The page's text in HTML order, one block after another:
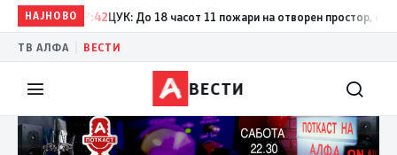
НАЈНОВО
17:42 ЦУК: До 18 часот 11 пожари на отворен простор, од кои
ТВ АЛФА ВЕСТИ
ВЕСТИ